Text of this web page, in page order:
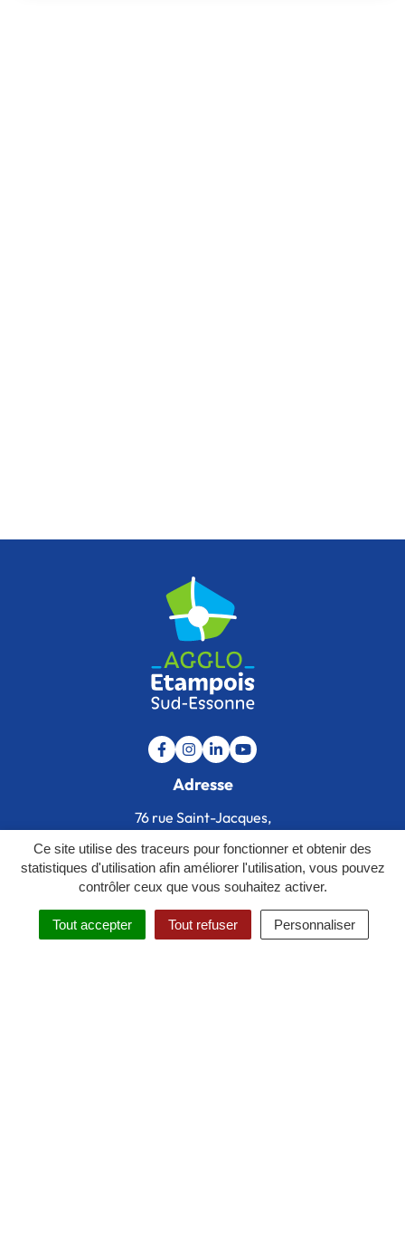
Ce site utilise des traceurs pour fonctionner et obtenir des
statistiques d'utilisation afin améliorer l'utilisation, vous pouvez
contrôler ceux que vous souhaitez activer.
Tout accepter Tout refuser Personnaliser
MENU RECHERCHE
Lien vers le compte Facebook
Lien vers le compte Instagram
Lien vers le compte Linkedin
Lien vers la chaîne
Adresse
76 rue Saint-Jacques,
91150 Étampes
01 64 59 26 72
Horaires d'ouverture